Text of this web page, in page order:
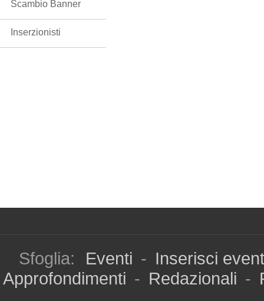
Scambio Banner
Inserzionisti
Sfoglia: Eventi - Inserisci
Approfondimenti - Redazionali -